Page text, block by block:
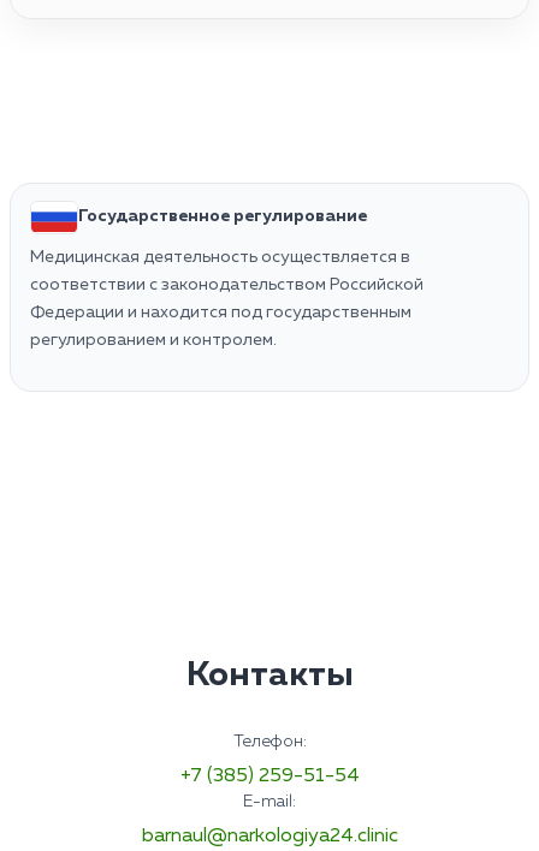
Государственное регулирование
Медицинская деятельность осуществляется в
соответствии с законодательством Российской
Федерации и находится под государственным
регулированием и контролем.
Контакты
Телефон:
+7 (385) 259-51-54
E-mail:
barnaul@narkologiya24.clinic